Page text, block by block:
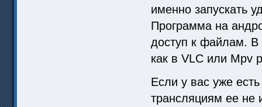
именно запускать
Программа на
доступ к файлам. В
как в VLC или Mpv
Если у вас уже
трансляциям ее не